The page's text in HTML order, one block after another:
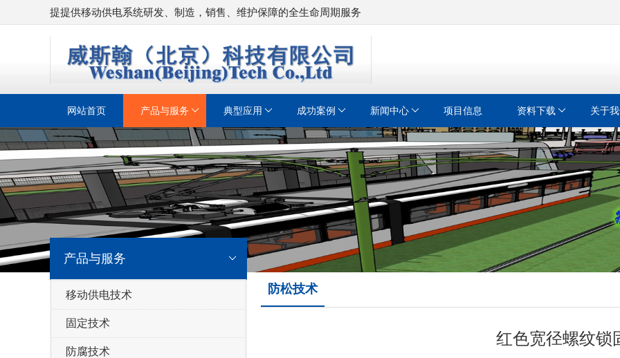
提提供移动供电系统研发、制造，销售、维护保障的全生命周期服务
网站首页 产品与服务 典型应用 成功案例 新闻中心 项目信息 资料下载 关于
产品与服务
移动供电技术
固定技术
防腐技术
防松技术
红色宽径螺纹锁